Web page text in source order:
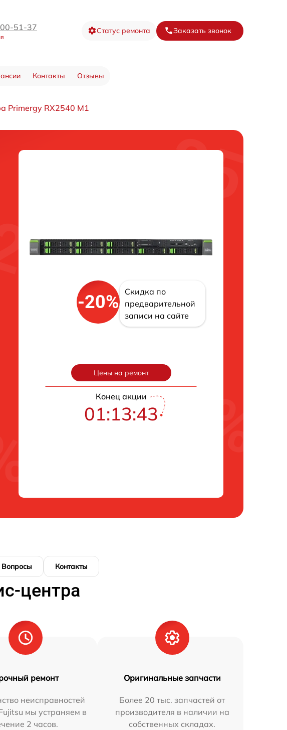
51-37 Статус ремонта Заказать звонок
Контакты Отзывы
Primergy RX2540 M1
-20%
Скидка по
предварительной
записи на сайте
Цены на ремонт
Конец акции
01:13:42
Вопросы Контакты
центра
ремонт
неисправностей
мы устраняем в
2 часов.
Оригинальные запчасти
Более 20 тыс. запчастей от
производителя в наличии на
собственных складах.